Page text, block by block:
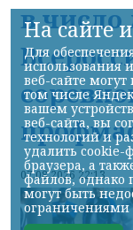
в
07.08.2026 22:13
На сайте
Для
использования
веб-сайте
том числе
вашем
веб-сайта, вы
технологий и
удалить cookie-
браузера, а
файлов, однако
могут быть